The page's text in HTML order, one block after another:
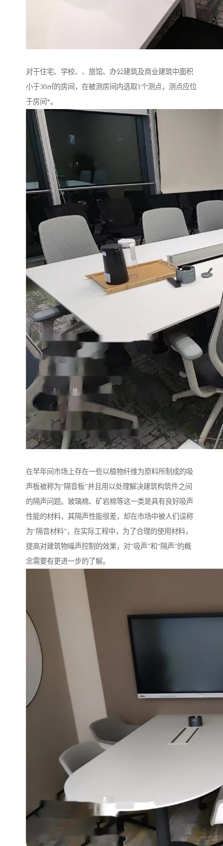
对于住宅、学校、、旅馆、办公建筑及商业建筑中面积
小于30㎡的房间，在被测房间内选取1个测点，测点应位
于房间*。
在早年间市场上存在一些以植物纤维为原料所制成的吸
声板被称为“隔音板”并且用以处理解决建筑构筑件之间
的隔声问题。玻璃棉、矿岩棉等这一类是具有良好吸声
性能的材料，其隔声性能很差，却在市场中被人们误称
为“隔音材料”，在实际工程中，为了合理的使用材料，
提高对建筑物噪声控制的效果，对“吸声”和“隔声”的概
念需要有更进一步的了解。